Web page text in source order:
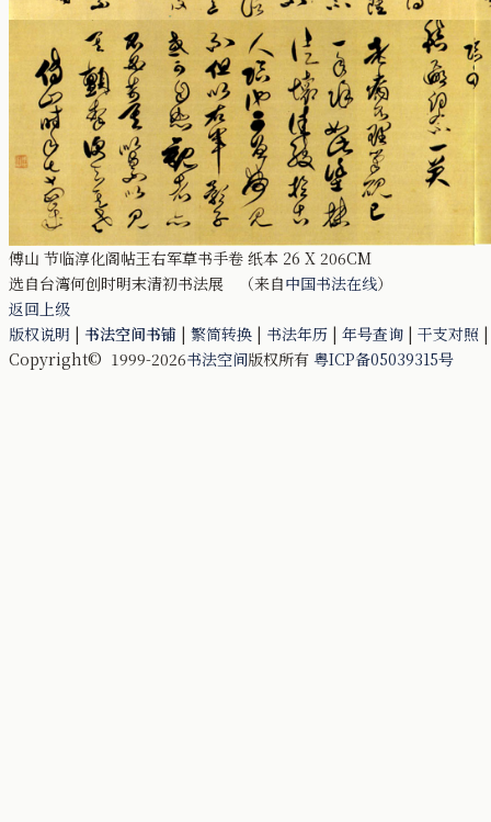
傅山 节临淳化阁帖王右军草书手卷 纸本 26 X 206CM
选自台湾何创时明末清初书法展 （来自中国书法在线）
返回上级
版权说明 | 书法空间书铺 | 繁简转换 | 书法年历 | 年号查询 | 干支对照
Copyright© 1999-2026书法空间版权所有 粤ICP备05039315号